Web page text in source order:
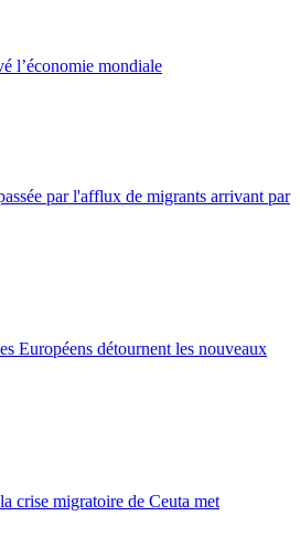
l’économie mondiale
par l'afflux de migrants arrivant par
Européens détournent les nouveaux
crise migratoire de Ceuta met